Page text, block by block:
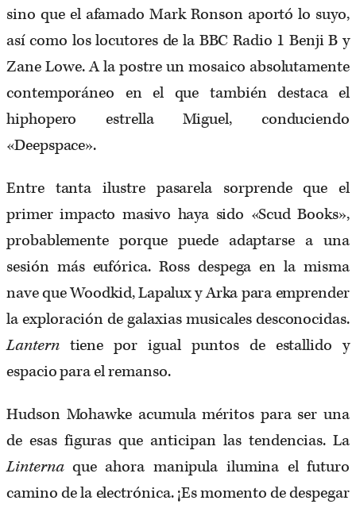
sino que el afamado Mark Ronson aportó lo suyo,
así como los locutores de la BBC Radio 1 Benji B y
Zane Lowe. A la postre un mosaico absolutamente
contemporáneo en el que también destaca el
hiphopero estrella Miguel, conduciendo
«Deepspace».
Entre tanta ilustre pasarela sorprende que el
primer impacto masivo haya sido «Scud Books»,
probablemente porque puede adaptarse a una
sesión más eufórica. Ross despega en la misma
nave que Woodkid, Lapalux y Arka para emprender
la exploración de galaxias musicales desconocidas.
Lanterntiene por igual puntos de estallido y
espacio para el remanso.
Hudson Mohawke acumula méritos para ser una
de esas figuras que anticipan las tendencias. La
Linternaque ahora manipula ilumina el futuro
camino de la electrónica. ¡Es momento de despegar